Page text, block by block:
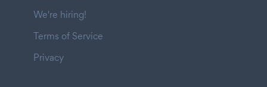
We're hiring!
Terms of Service
Privacy